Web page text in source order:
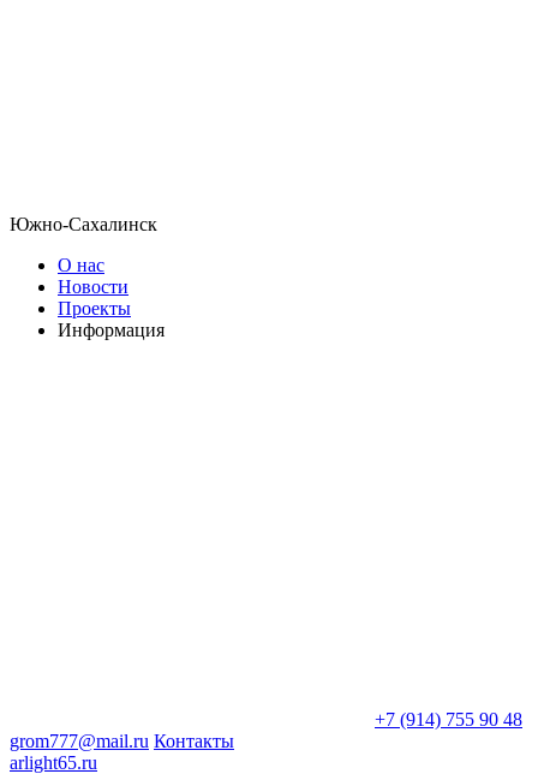
Южно-Сахалинск
О нас
Новости
Проекты
Информация
+7 (914) 755 90 48
grom777@mail.ru Контакты
arlight65.ru